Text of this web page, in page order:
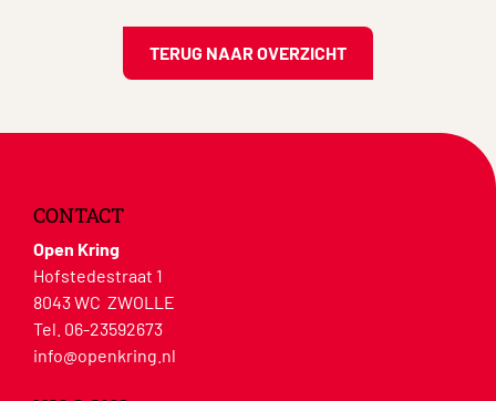
TERUG NAAR OVERZICHT
CONTACT
Open Kring
Hofstedestraat 1
8043 WC ZWOLLE
Tel. 06-23592673
info@openkring.nl